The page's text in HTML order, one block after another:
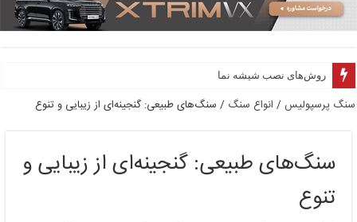
روش‌های نصب شیشه نما
روش‌های نصب کامپوزیت نما
سنگ پرسپولیس/ انواع سنگ / سنگ‌های طبیعی: گنجینه‌ای از زیبایی و تنوع
سنگ‌های طبیعی: گنجینه‌ای از زیبایی و
تنوع